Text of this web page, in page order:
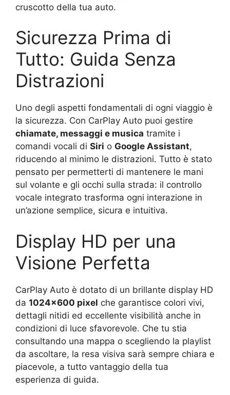
cruscotto della tua auto.
Sicurezza Prima di
Tutto: Guida Senza
Distrazioni
Uno degli aspetti fondamentali di ogni viaggio è
la sicurezza. Con CarPlay Auto puoi gestire
chiamate, messaggi e musica tramite i
comandi vocali di Siri o Google Assistant,
riducendo al minimo le distrazioni. Tutto è stato
pensato per permetterti di mantenere le mani
sul volante e gli occhi sulla strada: il controllo
vocale integrato trasforma ogni interazione in
un’azione semplice, sicura e intuitiva.
Display HD per una
Visione Perfetta
CarPlay Auto è dotato di un brillante display HD
da 1024×600 pixel che garantisce colori vivi,
dettagli nitidi ed eccellente visibilità anche in
condizioni di luce sfavorevole. Che tu stia
consultando una mappa o scegliendo la playlist
da ascoltare, la resa visiva sarà sempre chiara e
piacevole, a tutto vantaggio della tua
esperienza di guida.